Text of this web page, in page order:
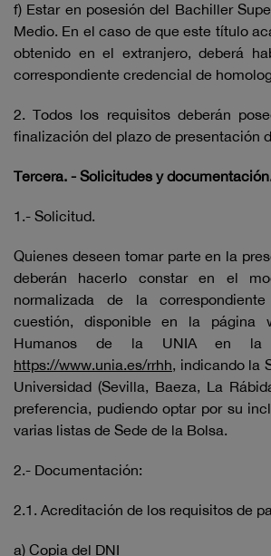
f) Estar en posesión del Bachiller
Medio. En el caso de que este título
obtenido en el extranjero, deberá
correspondiente credencial de
2. Todos los requisitos deberán
finalización del plazo de presentación
Tercera. - Solicitudes y
1.- Solicitud.
Quienes deseen tomar parte en la
deberán hacerlo constar en el
normalizada de la
cuestión, disponible en la página
Humanos de la UNIA en la
https://www.unia.es/rrhh, indicando la
Universidad (Sevilla, Baeza, La
preferencia, pudiendo optar por su
varias listas de Sede de la Bolsa.
2.- Documentación:
2.1. Acreditación de los requisitos de
a) Copia del DNI